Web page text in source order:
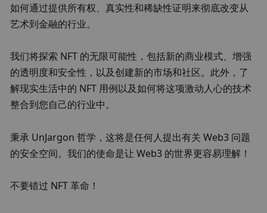
如何通过提供所有权、真实性和稀缺性证明来彻底改变从
艺术到金融的行业。
我们将探索 NFT 的无限可能性，包括新的商业模式、增强
的透明度和安全性，以及创建新的市场和社区。此外，了
解现实生活中的 NFT 用例以及如何将这项激动人心的技术
整合到您自己的行业中。
秉承 UnJargon 哲学，这将是任何人提出有关 Web3 问题
的安全空间。我们的使命是让 Web3 的世界更容易理解！
不要错过 NFT 革命！